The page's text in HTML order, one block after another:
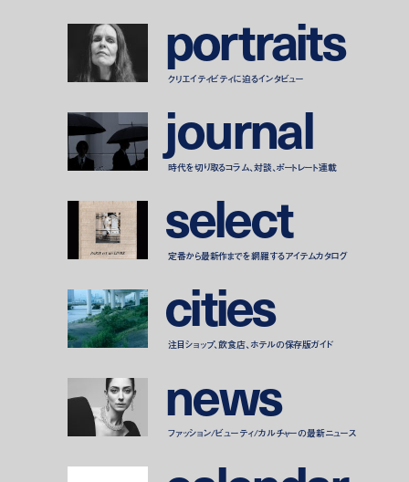
portraits
クリエイティビティに迫るインタビュー
journal
時代を切り取るコラム、対談、ポートレート連載
select
定番から最新作までを網羅するアイテムカタログ
cities
注目ショップ、飲食店、ホテルの保存版ガイド
news
ファッション/ビューティ/カルチャーの最新ニュース